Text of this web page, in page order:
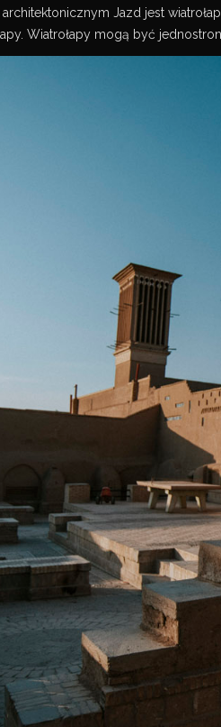
Jazd jest
Wiatrołapy mogą być